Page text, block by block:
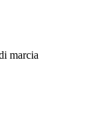
marcia